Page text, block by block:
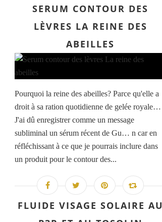
SERUM CONTOUR DES
LÈVRES LA REINE DES
ABEILLES
Pourquoi la reine des abeilles? Parce qu'elle a
droit à sa ration quotidienne de gelée royale…
J'ai dû enregistrer comme un message
subliminal un sérum récent de Gu… n car en
réfléchissant à ce que je pourrais inclure dans
un produit pour le contour des...
FLUIDE VISAGE SOLAIRE AU